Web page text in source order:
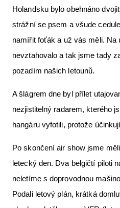
Holandsku bylo obehnáno
strážní se psem a všude
namířit foťák a už vás měli. Na
nevztahovalo a tak jsme tady
pozadím našich letounů.
A šlágrem dne byl přílet
nezjistitelný radarem, kterého
hangáru vyfotili, protože
Po skončení air show jsme
letecký den. Dva belgičtí piloti
neletíme s doprovodnou
Podali letový plán, krátká